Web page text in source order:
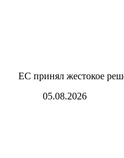
ЕС принял жестокое
05.08.2026